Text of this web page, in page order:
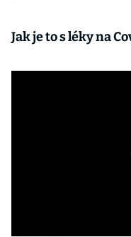
Jak je to s léky na